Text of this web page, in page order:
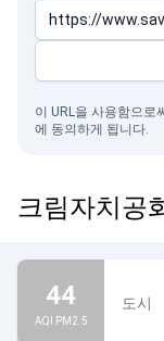
이 URL을 사용함으로
에 동의하게 됩니다.
크림자치공
44
AQI PM2.5
도시